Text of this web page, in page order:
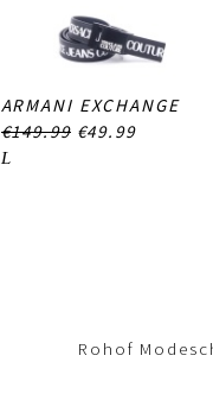
ARMANI EXCHANGE
€149.99 €49.99
L
Rohof